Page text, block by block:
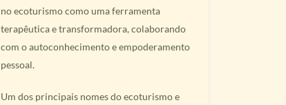
no ecoturismo como uma ferramenta
terapêutica e transformadora, colaborando
com o autoconhecimento e empoderamento
pessoal.
Um dos principais nomes do ecoturismo e